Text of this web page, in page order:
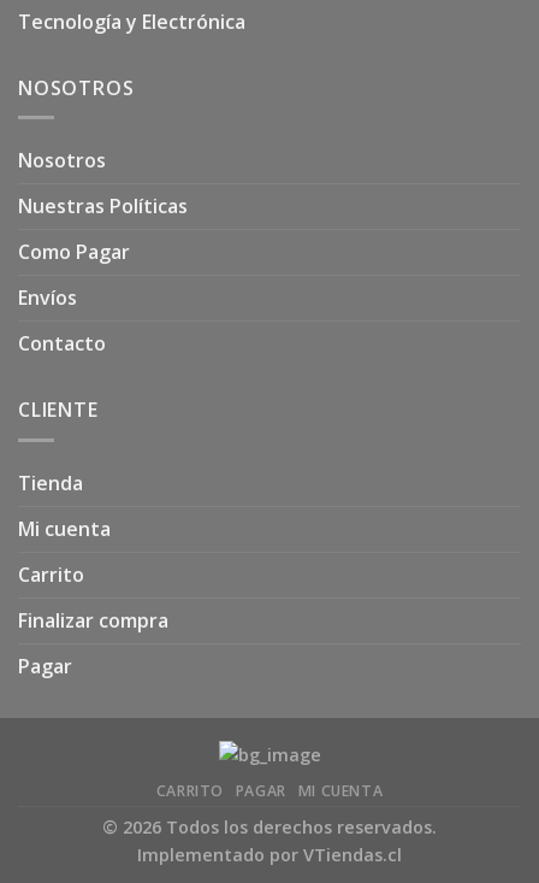
Tecnología y Electrónica
NOSOTROS
Nosotros
Nuestras Políticas
Como Pagar
Envíos
Contacto
CLIENTE
Tienda
Mi cuenta
Carrito
Finalizar compra
Pagar
CARRITO PAGAR MI CUENTA
© 2026 Todos los derechos reservados.
Implementado por VTiendas.cl